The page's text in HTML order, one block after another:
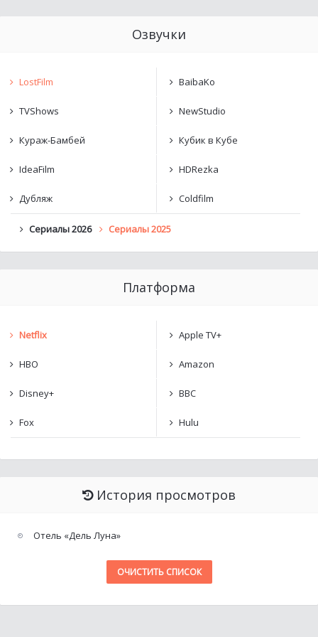
Озвучки
LostFilm BaibaKo
TVShows NewStudio
Кураж-Бамбей Кубик в Кубе
IdeaFilm HDRezka
Дубляж Coldfilm
Сериалы 2026 Сериалы 2025
Платформа
Netflix Apple TV+
HBO Amazon
Disney+ BBC
Fox Hulu
История просмотров
Отель «Дель Луна»
ОЧИСТИТЬ СПИСОК